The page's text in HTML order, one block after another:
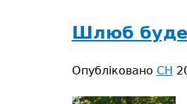
що
над
-
Шлюб
Опубліковано СН